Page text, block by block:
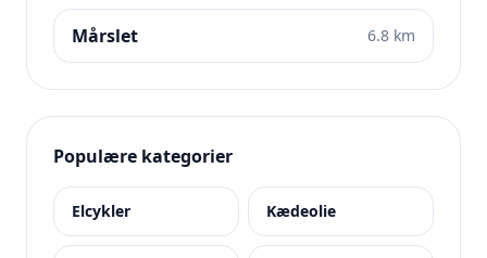
Mårslet 6.8 km
Populære kategorier
Elcykler Kædeolie